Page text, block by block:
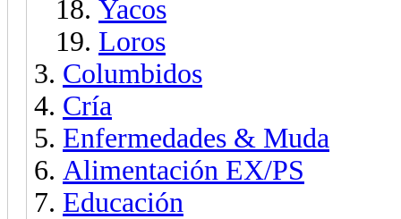
Yacos
Loros
Columbidos
Cría
Enfermedades & Muda
Alimentación EX/PS
Educación